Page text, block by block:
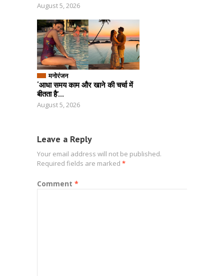
August 5, 2026
मनोरंजन
‘आधा समय काम और खाने की चर्चा में
बीतता है’...
August 5, 2026
Leave a Reply
Your email address will not be published.
Required fields are marked *
Comment *